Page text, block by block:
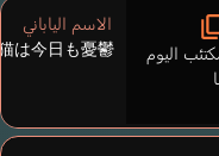
اليوم
الاسم الياباني
は今日も憂鬱